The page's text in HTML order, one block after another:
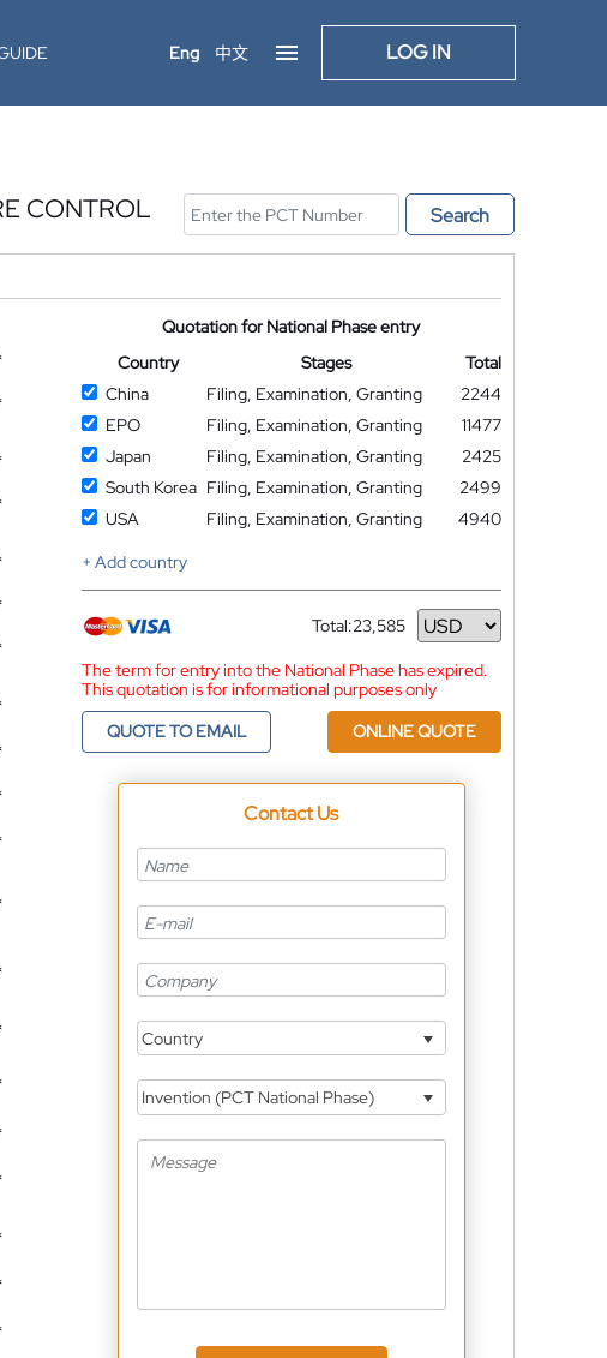
Eng 中文 LOG IN
CONTROL Search
Quotation for National Phase entry
Country
Stages
Total
China
Filing, Examination, Granting
2244
EPO
Filing, Examination, Granting
11477
Japan
Filing, Examination, Granting
2425
South Korea Filing, Examination, Granting
2499
USA
Filing, Examination, Granting
4940
+ Add country
Total:23,585
Currency
The term for entry into the National Phase has expired.
This quotation is for informational purposes only
QUOTE TO EMAIL
ONLINE QUOTE
Contact Us
Country
Invention (PCT National Phase)